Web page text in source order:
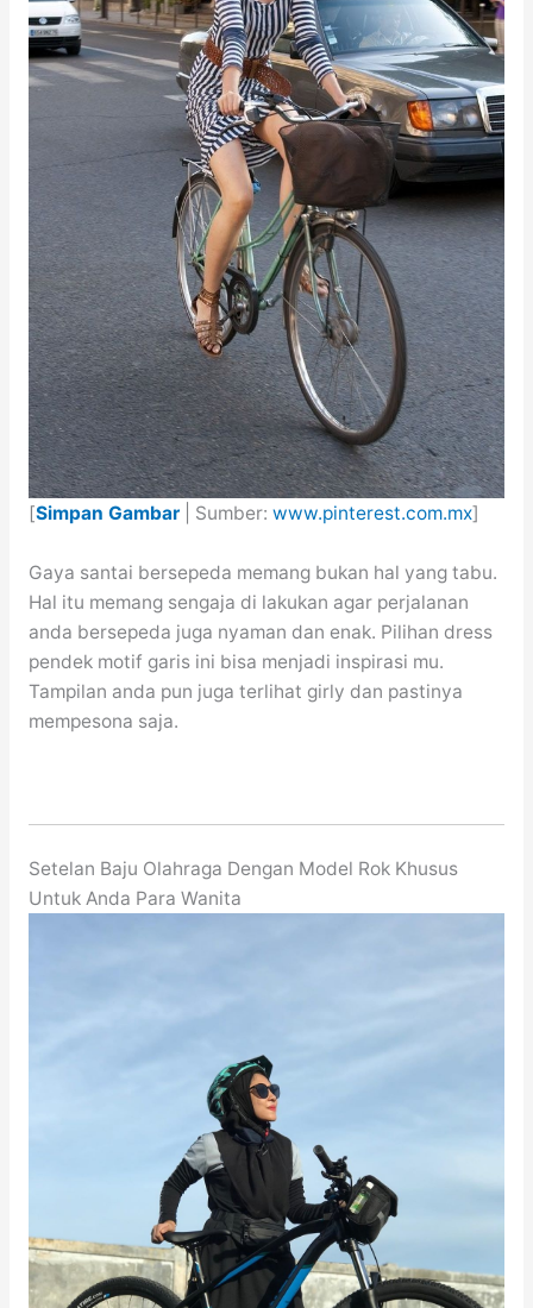
[Simpan Gambar| Sumber: www.pinterest.com.mx]
Gaya santai bersepeda memang bukan hal yang tabu.
Hal itu memang sengaja di lakukan agar perjalanan
anda bersepeda juga nyaman dan enak. Pilihan dress
pendek motif garis ini bisa menjadi inspirasi mu.
Tampilan anda pun juga terlihat girly dan pastinya
mempesona saja.
Setelan Baju Olahraga Dengan Model Rok Khusus
Untuk Anda Para Wanita